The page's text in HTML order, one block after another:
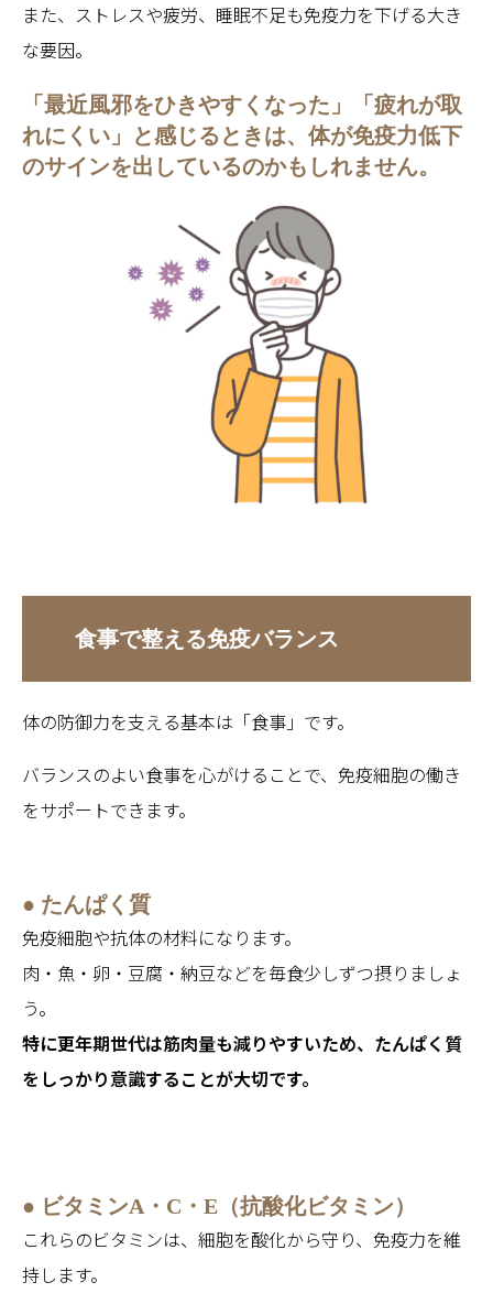
また、ストレスや疲労、睡眠不足も免疫力を下げる大き
な要因。
「最近風邪をひきやすくなった」「疲れが取
れにくい」
と感じるときは、体が免疫力低下
のサインを出しているのかもしれません。
食事で整える免疫バランス
体の防御力を支える基本は「食事」です。
バランスのよい食事を心がけることで、免疫細胞の働き
をサポートできます。
● たんぱく質
免疫細胞や抗体の材料になります。
肉・魚・卵・豆腐・納豆などを毎食少しずつ摂りましょ
う。
特に更年期世代は筋肉量も減りやすいため、たんぱく質
をしっかり意識することが大切です。
● ビタミンA・C・E（抗酸化ビタミン）
これらのビタミンは、細胞を酸化から守り、免疫力を維
持します。